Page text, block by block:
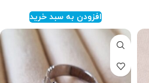
افزودن به سبد خرید